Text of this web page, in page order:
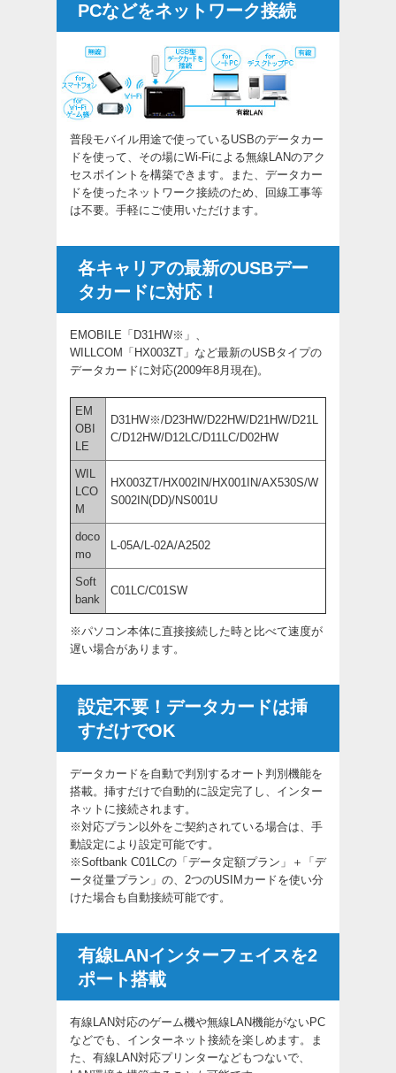
PCなどをネットワーク接続
普段モバイル用途で使っているUSBのデータカー
ドを使って、その場にWi-Fiによる無線LANのアク
セスポイントを構築できます。また、データカー
ドを使ったネットワーク接続のため、回線工事等
は不要。手軽にご使用いただけます。
各キャリアの最新のUSBデー
タカードに対応！
EMOBILE「D31HW※」、
WILLCOM「HX003ZT」など最新のUSBタイプの
データカードに対応(2009年8月現在)。
EM
OBI
LE
D31HW※/D23HW/D22HW/D21HW/D21L
C/D12HW/D12LC/D11LC/D02HW
WIL
LCO
M
HX003ZT/HX002IN/HX001IN/AX530S/W
S002IN(DD)/NS001U
doco
mo
L-05A/L-02A/A2502
Soft
bank
C01LC/C01SW
※パソコン本体に直接接続した時と比べて速度が
遅い場合があります。
設定不要！データカードは挿
すだけでOK
データカードを自動で判別するオート判別機能を
搭載。挿すだけで自動的に設定完了し、インター
ネットに接続されます。
※対応プラン以外をご契約されている場合は、手
動設定により設定可能です。
※Softbank C01LCの「データ定額プラン」＋「デ
ータ従量プラン」の、2つのUSIMカードを使い分
けた場合も自動接続可能です。
有線LANインターフェイスを2
ポート搭載
有線LAN対応のゲーム機や無線LAN機能がないPC
などでも、インターネット接続を楽しめます。ま
た、有線LAN対応プリンターなどもつないで、